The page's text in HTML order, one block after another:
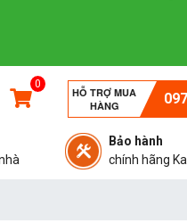
0
HỖ TRỢ MUA
HÀNG
Bảo hành
chính hãng